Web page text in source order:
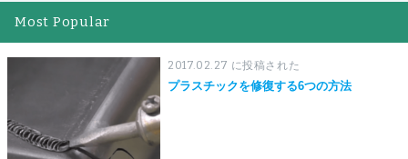
Most Popular
2017.02.27 に投稿された
プラスチックを修復する6つの方法